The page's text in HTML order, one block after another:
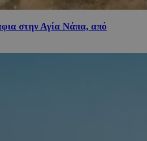
στην Αγία Νάπα, από